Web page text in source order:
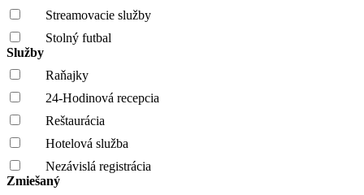
Streamovacie služby
Stolný futbal
Služby
Raňajky
24-Hodinová recepcia
Reštaurácia
Hotelová služba
Nezávislá registrácia
Zmiešaný